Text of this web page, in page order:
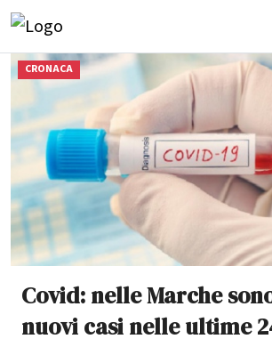
CRONACA
Covid: nelle Marche
nuovi casi nelle ultime